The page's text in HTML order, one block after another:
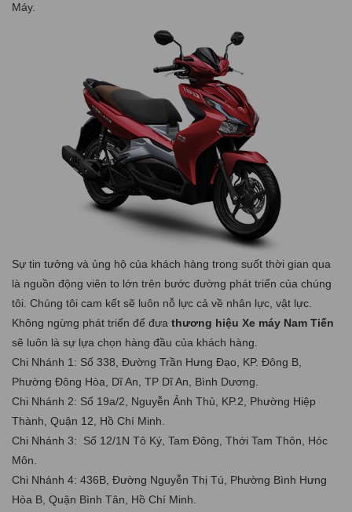
Máy.
Sự tin tưởng và ủng hộ của khách hàng trong suốt thời gian qua
là nguồn động viên to lớn trên bước đường phát triển của chúng
tôi. Chúng tôi cam kết sẽ luôn nỗ lực cả về nhân lực, vật lực.
Không ngừng phát triển để đưa thương hiệu Xe máy Nam Tiến
sẽ luôn là sự lựa chọn hàng đầu của khách hàng.
Chi Nhánh 1: Số 338, Đường Trần Hưng Đạo, KP. Đông B,
Phường Đông Hòa, Dĩ An, TP Dĩ An, Bình Dương.
Chi Nhánh 2: Số 19a/2, Nguyễn Ảnh Thủ, KP.2, Phường Hiệp
Thành, Quận 12, Hồ Chí Minh.
Chi Nhánh 3: Số 12/1N Tô Ký, Tam Đông, Thới Tam Thôn, Hóc
Môn.
Chi Nhánh 4: 436B, Đường Nguyễn Thị Tú, Phường Bình Hưng
Hòa B, Quận Bình Tân, Hồ Chí Minh.